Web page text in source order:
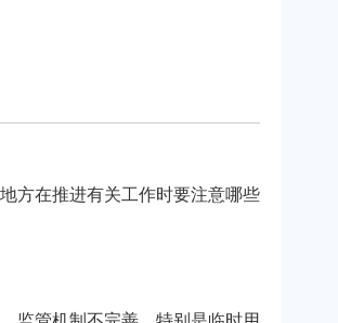
方在推进有关工作时要注意哪些